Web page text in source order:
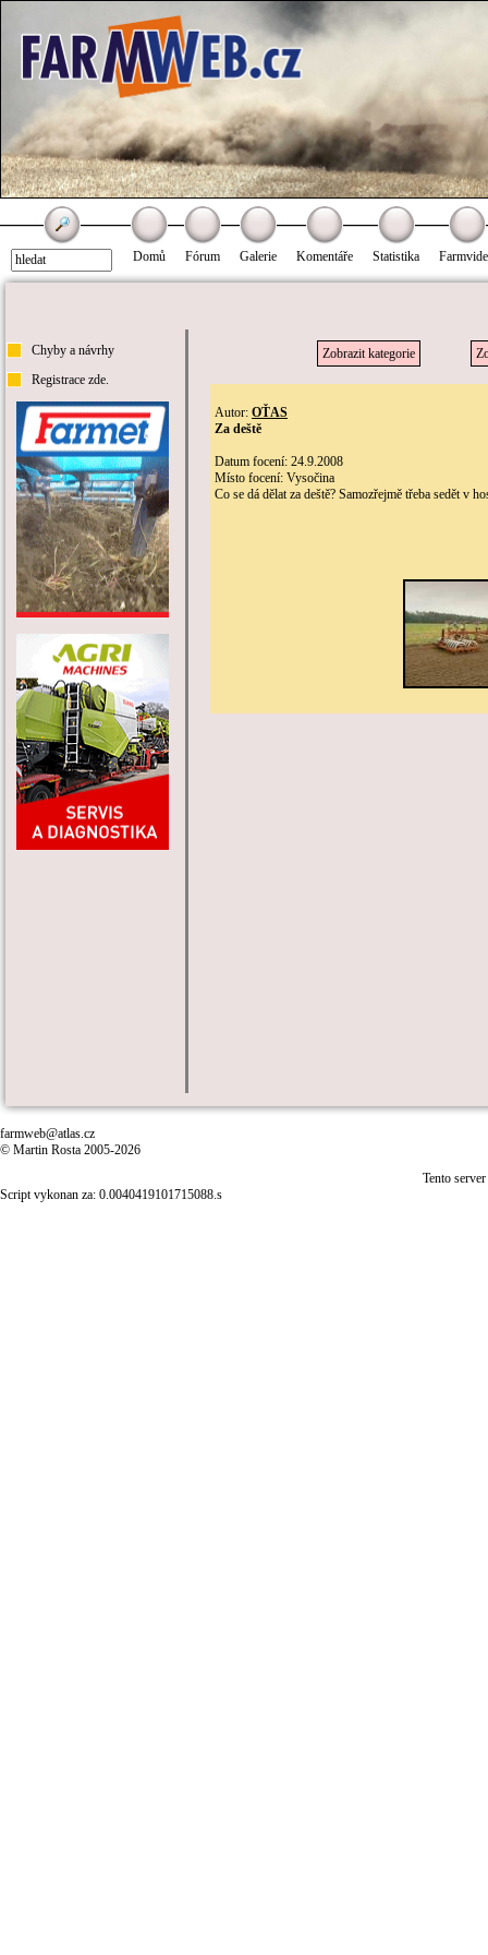
Domů Fórum Galerie Komentáře Statistika
Chyby a návrhy
Registrace zde.
Zobrazit kategorie
Autor: OŤAS
Za deště
Datum focení: 24.9.2008
Místo focení: Vysočina
Co se dá dělat za deště? Samozřejmě třeba sedět v
farmweb@atlas.cz
© Martin Rosta 2005-2026
Tento
Script vykonan za: 0.0040419101715088.s